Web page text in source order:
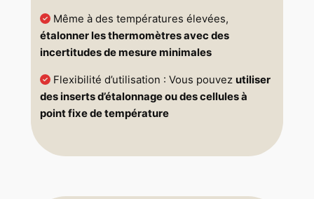
Même à des températures élevées,
étalonner les thermomètres avec des
incertitudes de mesure minimales
Flexibilité d’utilisation : Vous pouvezutiliser
des inserts d’étalonnage ou des cellules à
point fixe de température